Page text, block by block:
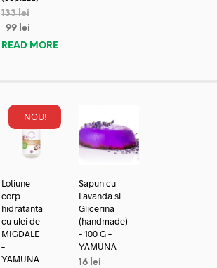
133lei
99 lei
READ MORE
NOU!
Lotiune
corp
hidratanta
cu ulei de
MIGDALE
–
YAMUNA
Sapun cu
Lavanda si
Glicerina
(handmade)
– 100 G –
YAMUNA
16 lei